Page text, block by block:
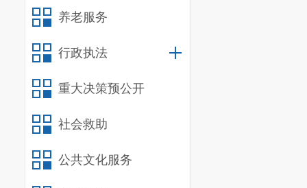
养老服务
行政执法
重大决策预公开
社会救助
公共文化服务